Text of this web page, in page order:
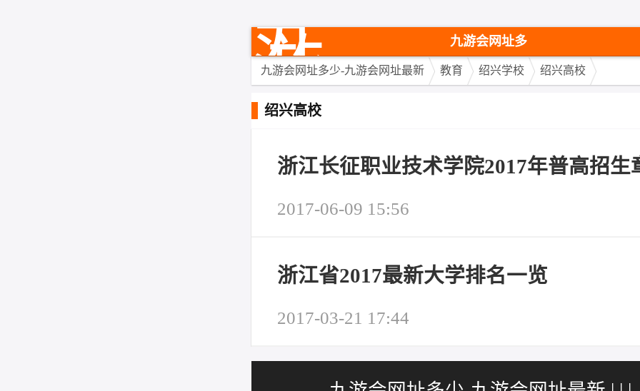
九
游
会
网
址
多
少-
九
游
会
网
址
九游会网址多
少-九游会网址
九游会网址多少-九游会网址最新 教育 绍兴学校 绍兴高校
绍兴高校
浙江长征职业技术学院2017年普高招生
2017-06-09 15:56
浙江省2017最新大学排名一览
2017-03-21 17:44